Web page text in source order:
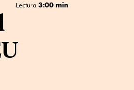
Lectura 3:00 min